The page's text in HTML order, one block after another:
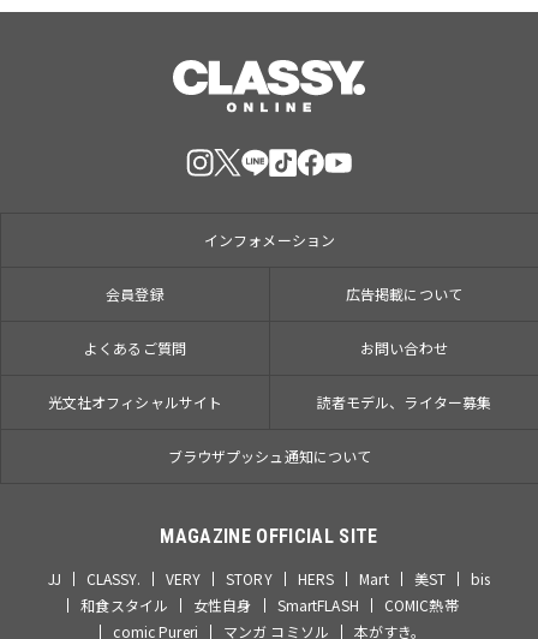
インフォメーション
会員登録 広告掲載について
よくあるご質問 お問い合わせ
光文社オフィシャルサイト 読者モデル、ライター募集
ブラウザプッシュ通知について
MAGAZINE OFFICIAL SITE
JJ CLASSY. VERY STORY HERS Mart 美ST
bis
和食スタイル
女性自身 SmartFLASH
COMIC熱帯
comic Pureri
マンガ コミソル 本がすき。